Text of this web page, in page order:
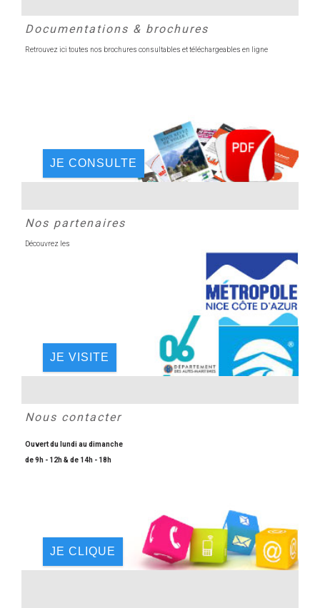
Documentations & brochures
Retrouvez ici toutes nos brochures consultables et téléchargeables en ligne
JE CONSULTE
Nos partenaires
Découvrez les
JE VISITE
Nous contacter
Ouvert du lundi au dimanche
de 9h - 12h & de 14h - 18h
JE CLIQUE